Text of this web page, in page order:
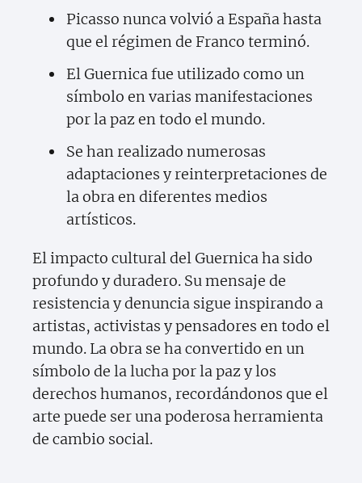
Picasso nunca volvió a España hasta
que el régimen de Franco terminó.
El Guernica fue utilizado como un
símbolo en varias manifestaciones
por la paz en todo el mundo.
Se han realizado numerosas
adaptaciones y reinterpretaciones de
la obra en diferentes medios
artísticos.
El impacto cultural del Guernica ha sido
profundo y duradero. Su mensaje de
resistencia y denuncia sigue inspirando a
artistas, activistas y pensadores en todo el
mundo. La obra se ha convertido en un
símbolo de la lucha por la paz y los
derechos humanos, recordándonos que el
arte puede ser una poderosa herramienta
de cambio social.